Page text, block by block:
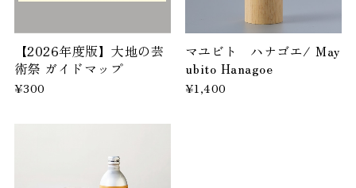
【2026年度版】大地の芸
術祭 ガイドマップ
¥300
マユビト ハナゴエ/ May
ubito Hanagoe
¥1,400